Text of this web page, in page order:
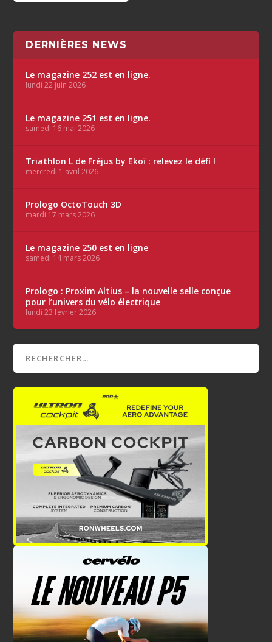
DERNIÈRES NEWS
Le magazine 252 est en ligne.
lundi 22 juin 2026
Le magazine 251 est en ligne.
samedi 16 mai 2026
Triathlon L de Fréjus by Ekoï : relevez le défi !
mercredi 1 avril 2026
Prologo OctoTouch 3D
mardi 17 mars 2026
Le magazine 250 est en ligne
samedi 14 mars 2026
Prologo : Proxim Altius – la nouvelle selle conçue
pour l’univers du vélo électrique
lundi 23 février 2026